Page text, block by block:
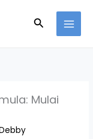
Search
Mulai